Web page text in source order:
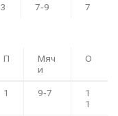
3 7‑9 7
П
Мяч
и
О
1 9‑7
1
1